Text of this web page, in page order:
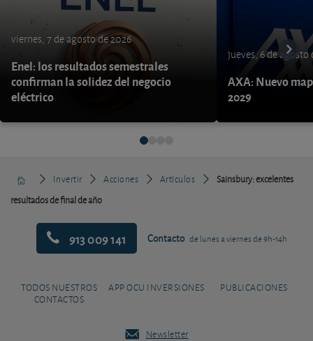
viernes, 7 de agosto de 2026
Enel: los resultados semestrales
confirman la solidez del negocio
eléctrico
jueves, 6 de agosto
AXA: Nuevo
2029
Invertir Acciones Artículos
Sainsbury: excelentes
resultados de final de año
913 009 141 Contacto de lunes a viernes de 9h-14h
TODOS NUESTROS
CONTACTOS
APP OCU INVERSIONES PUBLICACIONES
Newsletter